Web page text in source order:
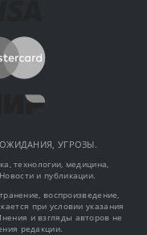
ОЖИДАНИЯ, УГРОЗЫ.
технологии, медицина,
и публикации.
воспроизведение,
при условии указания
и взгляды авторов не
редакции.